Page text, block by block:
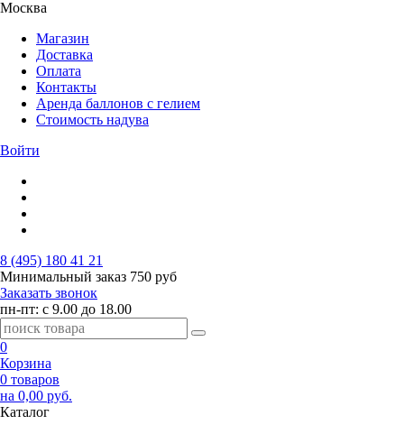
Москва
Магазин
Доставка
Оплата
Контакты
Аренда баллонов с гелием
Стоимость надува
Войти
8 (495) 180 41 21
Минимальный заказ 750 руб
Заказать звонок
пн-пт: с 9.00 до 18.00
0
Корзина
0 товаров
на 0,00 руб.
Каталог